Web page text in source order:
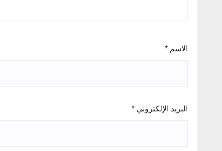
الاسم *
البريد الإلكتروني *